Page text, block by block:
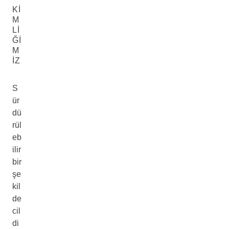
KI
M
LI
ĞI
M
IZ
S
ür
dü
rül
eb
ilir
bir
şe
kil
de
cil
di